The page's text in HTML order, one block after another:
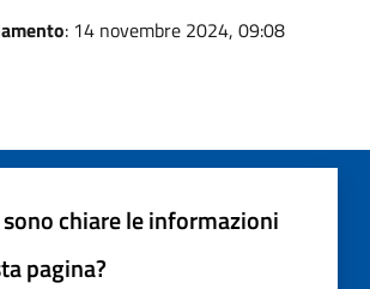
: 14 novembre 2024, 09:08
chiare le informazioni
pagina?